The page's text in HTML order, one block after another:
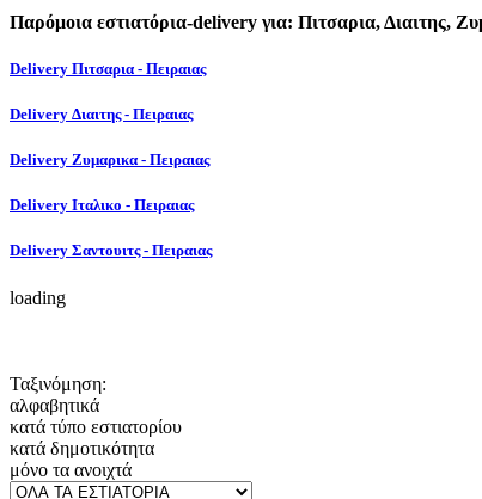
Παρόμοια εστιατόρια-delivery για: Πιτσαρια, Διαιτης,
Delivery Πιτσαρια - Πειραιας
Delivery Διαιτης - Πειραιας
Delivery Ζυμαρικα - Πειραιας
Delivery Ιταλικο - Πειραιας
Delivery Σαντουιτς - Πειραιας
loading
Ταξινόμηση:
αλφαβητικά
κατά τύπο εστιατορίου
κατά δημοτικότητα
μόνο τα ανοιχτά